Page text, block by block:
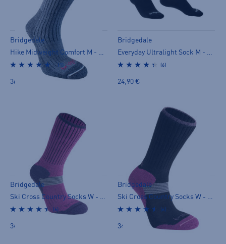
Bridgedale
Hike Midweight Comfort M - nilkkasukat
(1)
36,90 €
Bridgedale
Everyday Ultralight Sock M - nilkkasukat
(6)
24,90 €
Bridgedale
Ski Cross Country Socks W - nilkkasukat
(6)
34,90 €
Bridgedale
Ski Cross Country Socks W - nilkkasukat
(6)
34,90 €